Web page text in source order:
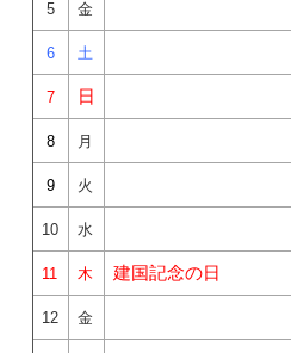
5 金
6 土
7 日
8 月
9 火
10 水
11 木 建国記念の日
12 金